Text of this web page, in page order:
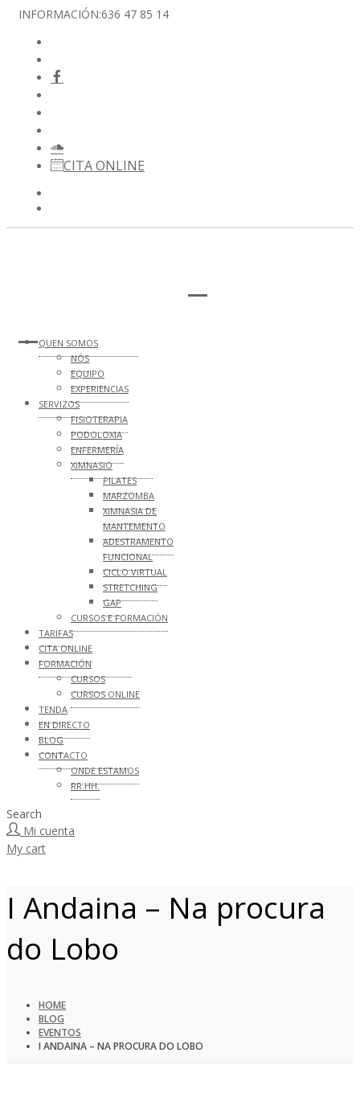
INFORMACIÓN:636 47 85 14
CITA ONLINE
QUEN SOMOS
NÓS
EQUIPO
EXPERIENCIAS
SERVIZOS
FISIOTERAPIA
PODOLOXIA
ENFERMERÍA
XIMNASIO
PILATES
MARZOMBA
XIMNASIA DE
MANTEMENTO
ADESTRAMENTO
FUNCIONAL
CICLO VIRTUAL
STRETCHING
GAP
CURSOS E FORMACIÓN
TARIFAS
CITA ONLINE
FORMACIÓN
CURSOS
CURSOS ONLINE
TENDA
EN DIRECTO
BLOG
CONTACTO
ONDE ESTAMOS
RR.HH.
Search
Mi cuenta
My cart
I Andaina – Na procura
do Lobo
HOME
BLOG
EVENTOS
I ANDAINA – NA PROCURA DO LOBO